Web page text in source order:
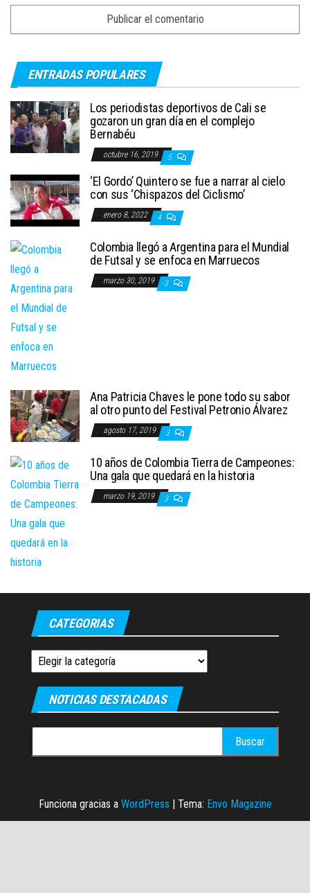
ENTRADAS POPULARES
Los periodistas deportivos de Cali se
gozaron un gran día en el complejo
Bernabéu
octubre 16, 2019 5
‘El Gordo’ Quintero se fue a narrar al cielo
con sus ‘Chispazos del Ciclismo’
enero 8, 2022 4
Colombia llegó a Argentina para el Mundial
de Futsal y se enfoca en Marruecos
marzo 30, 2019 3
Ana Patricia Chaves le pone todo su sabor
al otro punto del Festival Petronio Álvarez
agosto 17, 2019 3
10 años de Colombia Tierra de Campeones:
Una gala que quedará en la historia
marzo 19, 2019 3
CATEGORIAS
Categorias
NOTICIAS DESTACADAS
Funciona gracias a WordPress | Tema: Envo Magazine